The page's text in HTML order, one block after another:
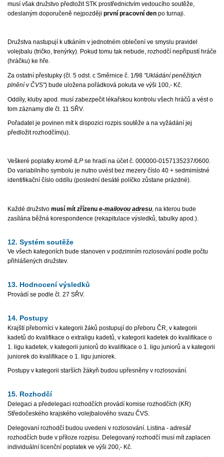
musí však družstvo předložit STK prostřednictvím vedoucího soutěže,
odeslaným doporučeně nejpozději první pracovní den po turnaji.
Družstva nastupují k utkáním v jednotném oblečení ve smyslu pravidel
volejbalu (tričko, trenýrky). Pokud tomu tak nebude, rozhodčí nepřipustí hráče
(hráčku) ke hře.
Za ostatní přestupky (čl. 5 odst. c Směrnice č. 1/98 "Ukládání peněžitých
plnění v ČVS") bude uložena pořádková pokuta ve výši 100,- Kč.
Oddíly, kluby apod. musí zabezpečit lékařskou kontrolu všech hráčů a vést o
tom záznamy dle čl. 11 SŘV.
Pořadatel je povinen mít k dispozici rozpis soutěže a na vyžádání jej
předložit rozhodčím(u).
Veškeré poplatky kromě ILP se hradí na účet č. 000000-0157135237/0600.
Do variabilního symbolu je nutno uvést bez mezery číslo 40 + sedmimístné
identifikační číslo oddílu (poslední desáté políčko zůstane prázdné).
Každé družstvo musí mít zřízenu e-mailovou adresu , na kterou bude
zasílána běžná korespondence (rekapitulace výsledků, tabulky apod.).
12. Systém soutěže
Ve všech kategoriích bude stanoven v podzimním rozlosování podle počtu
přihlášených družstev.
13. Hodnocení výsledků
Provádí se podle čl. 27 SŘV.
14. Postupy
Krajští přeborníci v kategorii žáků postupují do přeboru ČR, v kategorii
kadetů do kvalifikace o extraligu kadetů, v kategorii kadetek do kvalifikace o
1. ligu kadetek, v kategorii juniorů do kvalifikace o 1. ligu juniorů a v kategorii
juniorek do kvalifikace o 1. ligu juniorek.
Postupy v kategorii starších žákyň budou upřesněny v rozlosování.
15. Rozhodčí
Delegaci a předelegaci rozhodčích provádí komise rozhodčích (KR)
Středočeského krajského volejbalového svazu ČVS.
Delegovaní rozhodčí budou uvedeni v rozlosování. Listina - adresář
rozhodčích bude v příloze rozpisu. Delegovaný rozhodčí musí mít zaplacen
individuální licenční poplatek ve výši 200,- Kč.